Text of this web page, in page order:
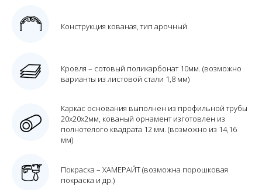
Конструкция кованая, тип арочный
Кровля – сотовый поликарбонат 10мм. (возможно
варианты из листовой стали 1,8 мм)
Каркас основания выполнен из профильной трубы
20х20х2мм, кованый орнамент изготовлен из
полнотелого квадрата 12 мм. (возможно из 14,16
мм)
Покраска – ХАМЕРАЙТ (возможна порошковая
покраска и др.)